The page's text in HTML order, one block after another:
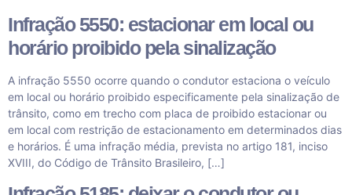
Infração 5550: estacionar em local ou
horário proibido pela sinalização
A infração 5550 ocorre quando o condutor estaciona o veículo
em local ou horário proibido especificamente pela sinalização de
trânsito, como em trecho com placa de proibido estacionar ou
em local com restrição de estacionamento em determinados dias
e horários. É uma infração média, prevista no artigo 181, inciso
XVIII, do Código de Trânsito Brasileiro, […]